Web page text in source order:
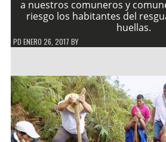
a nuestros comuneros y
riesgo los habitantes del
huellas.
PD ENERO 26, 2017 BY